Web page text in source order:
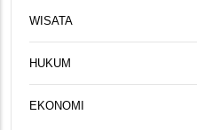
WISATA
HUKUM
EKONOMI